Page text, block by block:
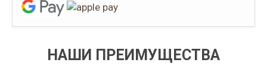
НАШИ ПРЕИМУЩЕСТВА